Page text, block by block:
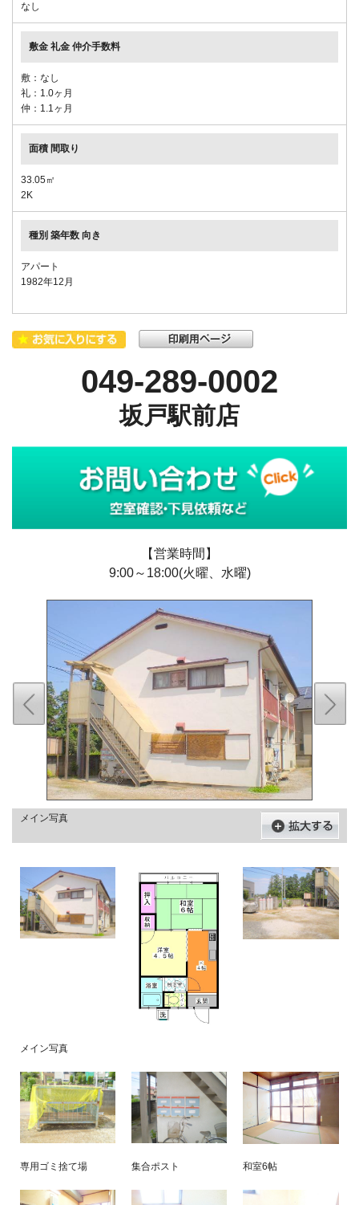
なし
敷：なし
礼：1.0ヶ月
仲：1.1ヶ月
33.05㎡
2K
アパート
1982年12月
049-289-0002
坂戸駅前店
【営業時間】
9:00～18:00(火曜、水曜)
メイン写真
メイン写真
専用ゴミ捨て場 集合ポスト 和室6帖